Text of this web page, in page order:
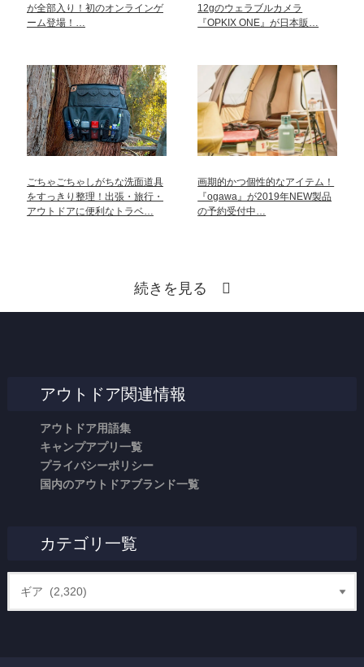
が全部入り！初のオンラインゲ
ーム登場！…
12gのウェラブルカメラ
『OPKIX ONE』が日本販…
ごちゃごちゃしがちな洗面道具
をすっきり整理！出張・旅行・
アウトドアに便利なトラベ…
画期的かつ個性的なアイテム！
『ogawa』が2019年NEW製品
の予約受付中…
続きを見る
アウトドア関連情報
アウトドア用語集
キャンプアプリ一覧
プライバシーポリシー
国内のアウトドアブランド一覧
カテゴリ一覧